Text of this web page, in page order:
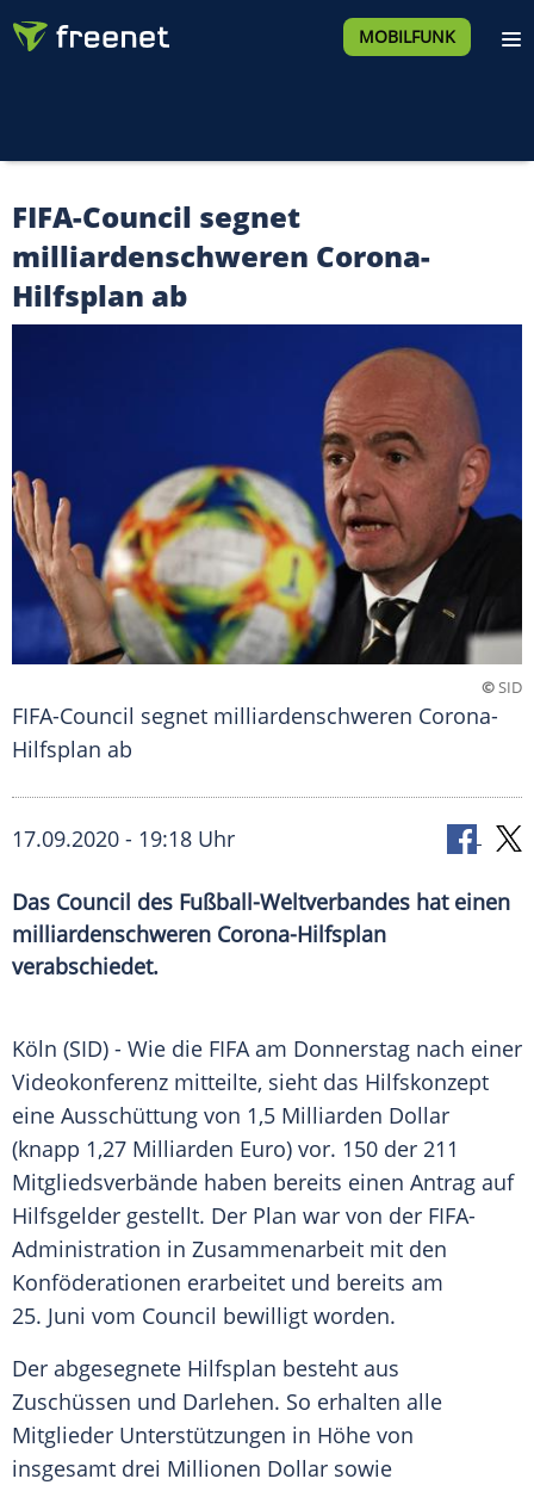
MOBILFUNK
FIFA-Council segnet
milliardenschweren Corona-
Hilfsplan ab
©SID
FIFA-Council segnet milliardenschweren Corona-
Hilfsplan ab
17.09.2020 - 19:18 Uhr
Das Council des Fußball-Weltverbandes hat einen
milliardenschweren Corona-Hilfsplan
verabschiedet.
Köln (SID) - Wie die FIFAam Donnerstag nach einer
Videokonferenz mitteilte, sieht das Hilfskonzept
eine Ausschüttung von 1,5 Milliarden Dollar
(knapp 1,27 Milliarden Euro) vor. 150 der 211
Mitgliedsverbände haben bereits einen Antrag auf
Hilfsgelder gestellt. Der Plan war von der FIFA-
Administration in Zusammenarbeit mit den
Konföderationen erarbeitet und bereits am
25. Juni vom Council bewilligt worden.
Der abgesegnete Hilfsplan besteht aus
Zuschüssen und Darlehen. So erhalten alle
Mitglieder Unterstützungen in Höhe von
insgesamt drei Millionen Dollar sowie